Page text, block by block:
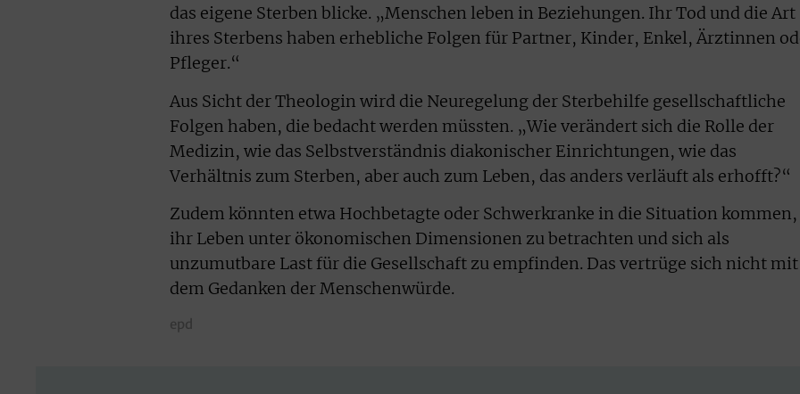
das eigene Sterben blicke. „Menschen leben in Beziehungen. Ihr Tod und die Art
ihres Sterbens haben erhebliche Folgen für Partner, Kinder, Enkel, Ärztinnen
Pfleger.“
Aus Sicht der Theologin wird die Neuregelung der Sterbehilfe gesellschaftliche
Folgen haben, die bedacht werden müssten. „Wie verändert sich die Rolle der
Medizin, wie das Selbstverständnis diakonischer Einrichtungen, wie das
Verhältnis zum Sterben, aber auch zum Leben, das anders verläuft als erhofft?“
Zudem könnten etwa Hochbetagte oder Schwerkranke in die Situation kommen,
ihr Leben unter ökonomischen Dimensionen zu betrachten und sich als
unzumutbare Last für die Gesellschaft zu empfinden. Das vertrüge sich nicht mit
dem Gedanken der Menschenwürde.
epd